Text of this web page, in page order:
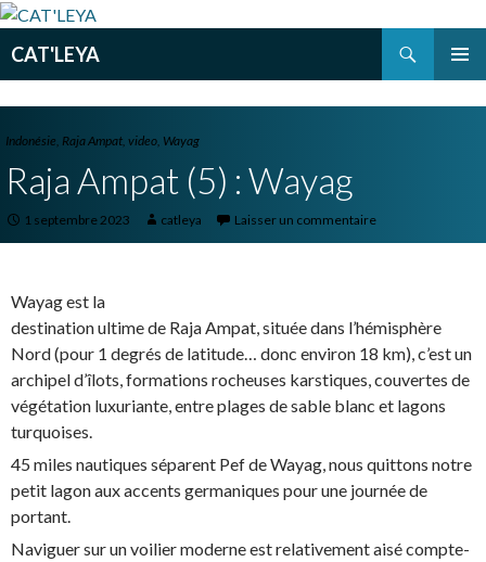
CAT'LEYA
PRINCIPAL
Indonésie Raja Ampat video Wayag
Raja Ampat (5) : Wayag
1 septembre 2023 catleya Laisser un commentaire
Wayag est la
destination ultime de Raja Ampat, située dans l’hémisphère
Nord (pour 1 degrés de latitude… donc environ 18 km), c’est un
archipel d’îlots, formations rocheuses karstiques, couvertes de
végétation luxuriante, entre plages de sable blanc et lagons
turquoises.
45 miles nautiques séparent Pef de Wayag, nous quittons notre
petit lagon aux accents germaniques pour une journée de
portant.
Naviguer sur un voilier moderne est relativement aisé compte-